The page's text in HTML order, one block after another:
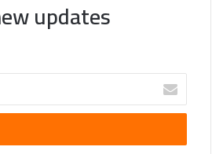
updates!
بريدك
الإلكتروني